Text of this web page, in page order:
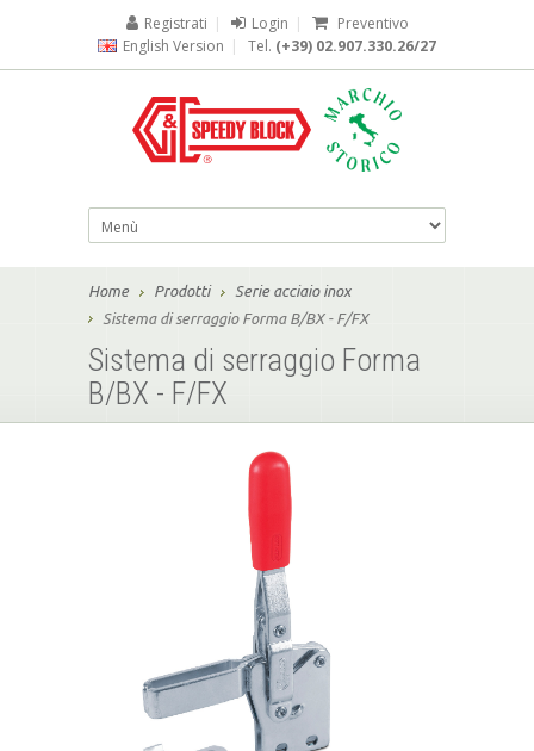
Registrati | Login |
Preventivo
English Version | Tel. (+39) 02.907.330.26/27
Home Prodotti
Serie acciaio inox
Sistema di serraggio Forma B/BX - F/FX
Sistema di serraggio Forma
B/BX - F/FX